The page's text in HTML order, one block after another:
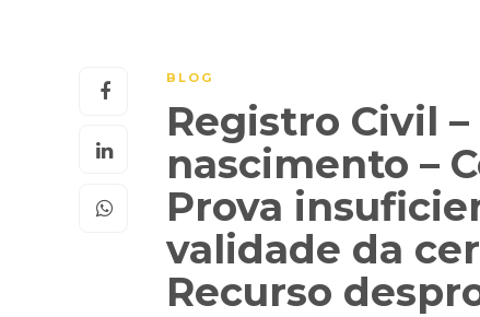
BLOG
Registro Civil
nascimento –
Prova
validade da
Recurso